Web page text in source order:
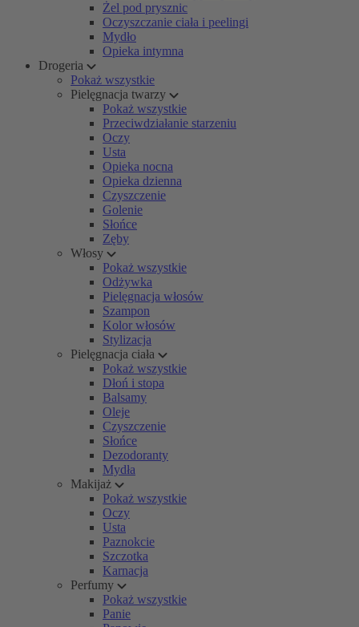
Żel pod prysznic
Oczyszczanie ciała i peelingi
Mydło
Opieka intymna
Drogeria
Pokaż wszystkie
Pielęgnacja twarzy
Pokaż wszystkie
Przeciwdziałanie starzeniu
Oczy
Usta
Opieka nocna
Opieka dzienna
Czyszczenie
Golenie
Słońce
Zęby
Włosy
Pokaż wszystkie
Odżywka
Pielęgnacja włosów
Szampon
Kolor włosów
Stylizacja
Pielęgnacja ciała
Pokaż wszystkie
Dłoń i stopa
Balsamy
Oleje
Czyszczenie
Słońce
Dezodoranty
Mydła
Makijaż
Pokaż wszystkie
Oczy
Usta
Paznokcie
Szczotka
Karnacja
Perfumy
Pokaż wszystkie
Panie